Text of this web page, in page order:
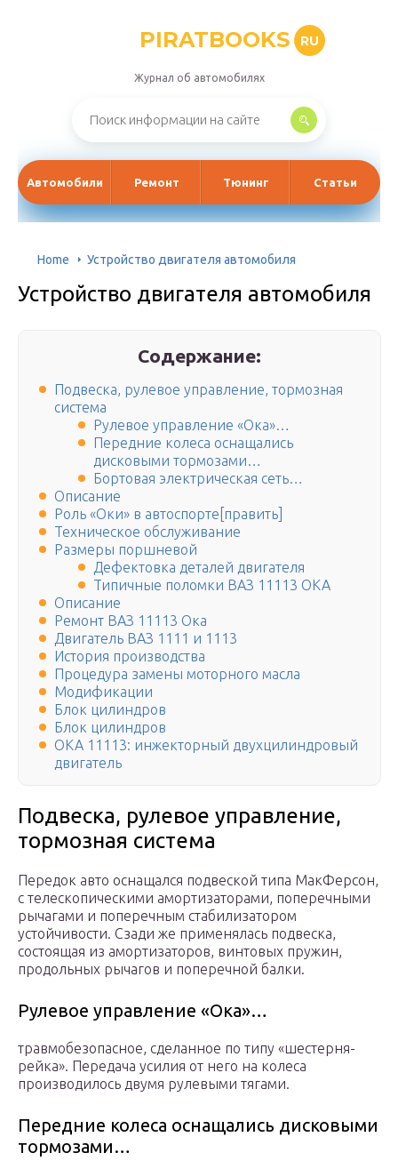
PIRATBOOKS RU
Журнал об автомобилях
Автомобили Ремонт Тюнинг Статьи
Home Устройство двигателя автомобиля
Устройство двигателя автомобиля
Содержание:
Подвеска, рулевое управление, тормозная
система
Рулевое управление «Ока»…
Передние колеса оснащались
дисковыми тормозами…
Бортовая электрическая сеть…
Описание
Роль «Оки» в автоспорте[править]
Техническое обслуживание
Размеры поршневой
Дефектовка деталей двигателя
Типичные поломки ВАЗ 11113 ОКА
Описание
Ремонт ВАЗ 11113 Ока
Двигатель ВАЗ 1111 и 1113
История производства
Процедура замены моторного масла
Модификации
Блок цилиндров
Блок цилиндров
ОКА 11113: инжекторный двухцилиндровый
двигатель
Подвеска, рулевое управление,
тормозная система
Передок авто оснащался подвеской типа МакФерсон,
с телескопическими амортизаторами, поперечными
рычагами и поперечным стабилизатором
устойчивости. Сзади же применялась подвеска,
состоящая из амортизаторов, винтовых пружин,
продольных рычагов и поперечной балки.
Рулевое управление «Ока»…
травмобезопасное, сделанное по типу «шестерня-
рейка». Передача усилия от него на колеса
производилось двумя рулевыми тягами.
Передние колеса оснащались дисковыми
тормозами…